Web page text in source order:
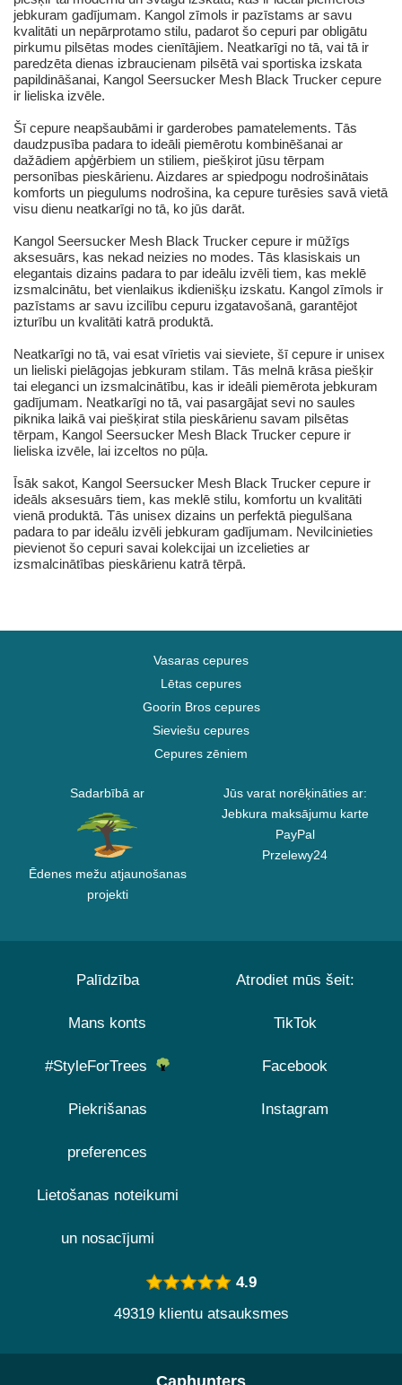
jebkuram gadījumam. Kangol zīmols ir pazīstams ar savu
kvalitāti un nepārprotamo stilu, padarot šo cepuri par obligātu
pirkumu pilsētas modes cienītājiem. Neatkarīgi no tā, vai tā ir
paredzēta dienas izbraucienam pilsētā vai sportiska izskata
papildināšanai, Kangol Seersucker Mesh Black Trucker cepure
ir lieliska izvēle.
Šī cepure neapšaubāmi ir garderobes pamatelements. Tās
daudzpusība padara to ideāli piemērotu kombinēšanai ar
dažādiem apģērbiem un stiliem, piešķirot jūsu tērpam
personības pieskārienu. Aizdares ar spiedpogu nodrošinātais
komforts un piegulums nodrošina, ka cepure turēsies savā vietā
visu dienu neatkarīgi no tā, ko jūs darāt.
Kangol Seersucker Mesh Black Trucker cepure ir mūžīgs
aksesuārs, kas nekad neizies no modes. Tās klasiskais un
elegantais dizains padara to par ideālu izvēli tiem, kas meklē
izsmalcinātu, bet vienlaikus ikdienišķu izskatu. Kangol zīmols ir
pazīstams ar savu izcilību cepuru izgatavošanā, garantējot
izturību un kvalitāti katrā produktā.
Neatkarīgi no tā, vai esat vīrietis vai sieviete, šī cepure ir unisex
un lieliski pielāgojas jebkuram stilam. Tās melnā krāsa piešķir
tai eleganci un izsmalcinātību, kas ir ideāli piemērota jebkuram
gadījumam. Neatkarīgi no tā, vai pasargājat sevi no saules
piknika laikā vai piešķirat stila pieskārienu savam pilsētas
tērpam, Kangol Seersucker Mesh Black Trucker cepure ir
lieliska izvēle, lai izceltos no pūļa.
Īsāk sakot, Kangol Seersucker Mesh Black Trucker cepure ir
ideāls aksesuārs tiem, kas meklē stilu, komfortu un kvalitāti
vienā produktā. Tās unisex dizains un perfektā piegulšana
padara to par ideālu izvēli jebkuram gadījumam. Nevilcinieties
pievienot šo cepuri savai kolekcijai un izcelieties ar
izsmalcinātības pieskārienu katrā tērpā.
Vasaras cepures
Lētas cepures
Goorin Bros cepures
Sieviešu cepures
Cepures zēniem
Sadarbībā ar
Ēdenes mežu atjaunošanas
projekti
Jūs varat norēķināties ar:
Jebkura maksājumu karte
PayPal
Przelewy24
Palīdzība
Mans konts
#StyleForTrees
Piekrišanas
preferences
Lietošanas noteikumi
un nosacījumi
Atrodiet mūs šeit:
TikTok
Facebook
Instagram
4.9
49319 klientu atsauksmes